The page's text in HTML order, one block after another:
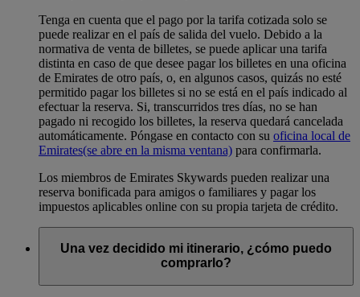
Tenga en cuenta que el pago por la tarifa cotizada solo se
puede realizar en el país de salida del vuelo. Debido a la
normativa de venta de billetes, se puede aplicar una tarifa
distinta en caso de que desee pagar los billetes en una oficina
de Emirates de otro país, o, en algunos casos, quizás no esté
permitido pagar los billetes si no se está en el país indicado al
efectuar la reserva. Si, transcurridos tres días, no se han
pagado ni recogido los billetes, la reserva quedará cancelada
automáticamente. Póngase en contacto con su oficina local de
Emirates(se abre en la misma ventana) para confirmarla.
Los miembros de Emirates Skywards pueden realizar una
reserva bonificada para amigos o familiares y pagar los
impuestos aplicables online con su propia tarjeta de crédito.
Una vez decidido mi itinerario, ¿cómo puedo
comprarlo?